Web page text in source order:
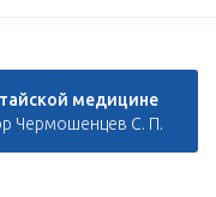
медицине
Чермошенцев С. П.